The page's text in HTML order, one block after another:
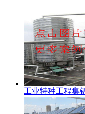
工业特种工程集